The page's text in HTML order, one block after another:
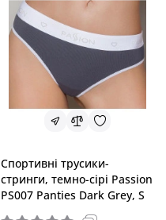
Спортивні трусики-
стринги, темно-сірі Passion
PS007 Panties Dark Grey, S